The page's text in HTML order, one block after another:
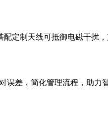
定制天线可抵御电磁干扰，
差，简化管理流程，助力